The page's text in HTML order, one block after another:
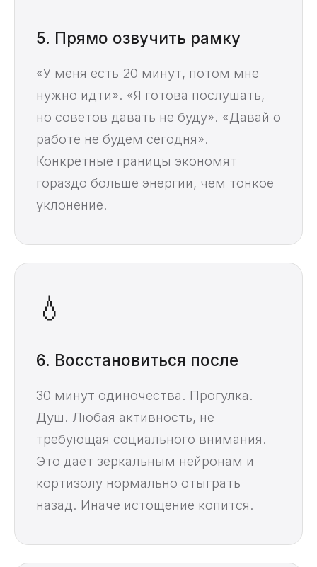
5. Прямо озвучить рамку
«У меня есть 20 минут, потом мне
нужно идти». «Я готова послушать,
но советов давать не буду». «Давай о
работе не будем сегодня».
Конкретные границы экономят
гораздо больше энергии, чем тонкое
уклонение.
💧
6. Восстановиться после
30 минут одиночества. Прогулка.
Душ. Любая активность, не
требующая социального внимания.
Это даёт зеркальным нейронам и
кортизолу нормально отыграть
назад. Иначе истощение копится.